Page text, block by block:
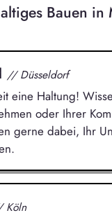
Bauen
// Düsseldorf
eine Haltung!
oder Ihrer
gerne dabei, Ihr
Köln